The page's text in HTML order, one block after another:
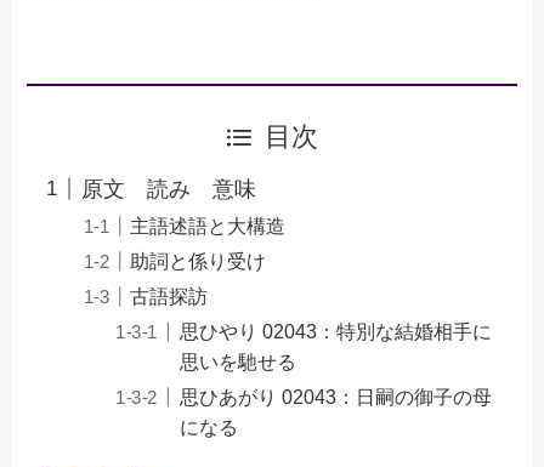
目次
原文 読み 意味
主語述語と大構造
助詞と係り受け
古語探訪
思ひやり 02043：特別な結婚相手に
思いを馳せる
思ひあがり 02043：日嗣の御子の母
になる